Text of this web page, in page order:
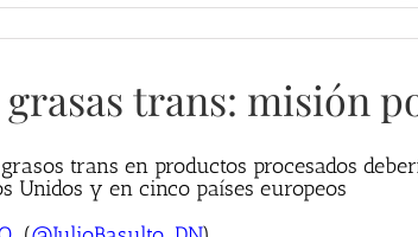
trans: misión
trans en productos procesados
Unidos y en cinco países europeos